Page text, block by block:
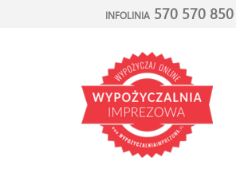
INFOLINIA 570 570 850